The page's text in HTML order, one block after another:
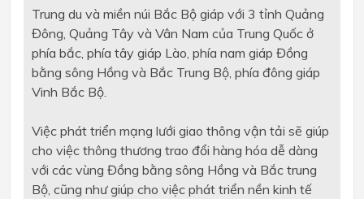
Trung du và miền núi Bắc Bộ giáp với 3 tỉnh Quảng
Đông, Quảng Tây và Vân Nam của Trung Quốc ở
phía bắc, phía tây giáp Lào, phía nam giáp Đồng
bằng sông Hồng và Bắc Trung Bộ, phía đông giáp
Vinh Bắc Bộ.
Việc phát triển mạng lưới giao thông vận tải sẽ giúp
cho việc thông thương trao đổi hàng hóa dễ dàng
với các vùng Đồng bằng sông Hồng và Bắc trung
Bộ, cũng như giúp cho việc phát triển nền kinh tế